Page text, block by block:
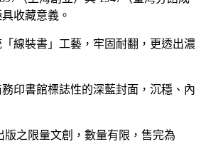
收藏意義。
線裝書」工藝，牢固耐翻，更透出濃
印書館標誌性的深藍封面，沉穩、內
版之限量文創，數量有限，售完為